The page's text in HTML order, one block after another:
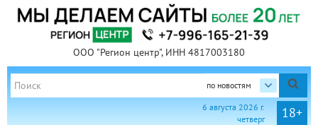
ООО "Регион центр", ИНН 4817003180
по новостям
18+
6 августа 2026 г.
четверг